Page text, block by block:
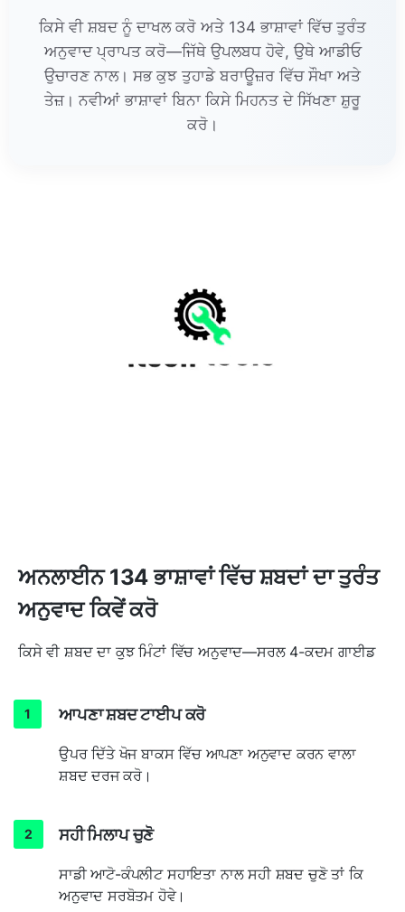
ਕਿਸੇ ਵੀ ਸ਼ਬਦ ਨੂੰ ਦਾਖਲ ਕਰੋ ਅਤੇ 134 ਭਾਸ਼ਾਵਾਂ ਵਿੱਚ ਤੁਰੰਤ
ਅਨੁਵਾਦ ਪ੍ਰਾਪਤ ਕਰੋ—ਜਿੱਥੇ ਉਪਲਬਧ ਹੋਵੇ, ਉਥੇ ਆਡੀਓ
ਉਚਾਰਣ ਨਾਲ। ਸਭ ਕੁਝ ਤੁਹਾਡੇ ਬਰਾਊਜ਼ਰ ਵਿੱਚ ਸੌਖਾ ਅਤੇ
ਤੇਜ਼। ਨਵੀਆਂ ਭਾਸ਼ਾਵਾਂ ਬਿਨਾ ਕਿਸੇ ਮਿਹਨਤ ਦੇ ਸਿੱਖਣਾ ਸ਼ੁਰੂ
ਕਰੋ।
ਅਨਲਾਈਨ 134 ਭਾਸ਼ਾਵਾਂ ਵਿੱਚ ਸ਼ਬਦਾਂ ਦਾ ਤੁਰੰਤ
ਅਨੁਵਾਦ ਕਿਵੇਂ ਕਰੋ
ਕਿਸੇ ਵੀ ਸ਼ਬਦ ਦਾ ਕੁਝ ਮਿੰਟਾਂ ਵਿੱਚ ਅਨੁਵਾਦ—ਸਰਲ 4-ਕਦਮ ਗਾਈਡ
ਆਪਣਾ ਸ਼ਬਦ ਟਾਈਪ ਕਰੋ
ਉਪਰ ਦਿੱਤੇ ਖੋਜ ਬਾਕਸ ਵਿੱਚ ਆਪਣਾ ਅਨੁਵਾਦ ਕਰਨ ਵਾਲਾ
ਸ਼ਬਦ ਦਰਜ ਕਰੋ।
ਸਹੀ ਮਿਲਾਪ ਚੁਣੋ
ਸਾਡੀ ਆਟੋ-ਕੰਪਲੀਟ ਸਹਾਇਤਾ ਨਾਲ ਸਹੀ ਸ਼ਬਦ ਚੁਣੋ ਤਾਂ ਕਿ
ਅਨੁਵਾਦ ਸਰਬੋਤਮ ਹੋਵੇ।